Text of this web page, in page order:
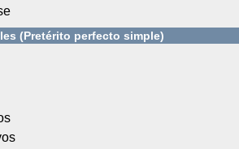
(Pretérito perfecto simple)